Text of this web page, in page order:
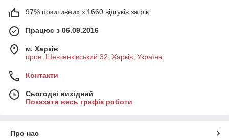
97% позитивних з 1660 відгуків за рік
Працює з 06.09.2016
м. Харків
пров. Шевченківський 32, Харків, Україна
Контакти
Сьогодні вихідний
Показати весь графік роботи
Про нас